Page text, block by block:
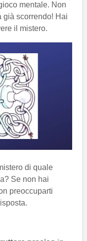
mentale. Non
già scorrendo! Hai
il mistero.
di quale
Se non hai
preoccuparti